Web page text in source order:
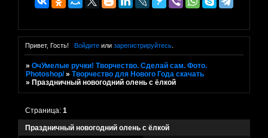
Привет, Гость! Войдитеили зарегистрируйтесь.
»ОчУмелые ручки! Творчество. Сделай сам. Фото.
Photoshop/ »Творчество для Нового Года скачать
» Праздничный новогодний олень с ёлкой
Праздничный новогодний олень с ёлкой
Страница:1